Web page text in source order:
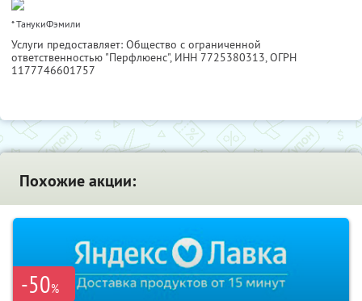
* ТанукиФэмили
Услуги предоставляет: Общество с ограниченной
ответственностью "Перфлюенс", ИНН 7725380313, ОГРН
1177746601757
Похожие акции:
-50%